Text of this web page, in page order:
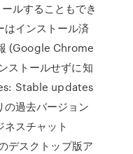
ルすることもでき
はインストール済
(Google Chrome
ストールせずに知
Stable updates
の過去バージョン
スチャット
デスクトップ版ア